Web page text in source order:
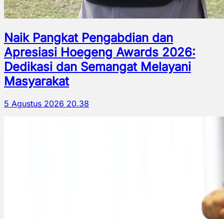
Naik Pangkat Pengabdian dan
Apresiasi Hoegeng Awards 2026:
Dedikasi dan Semangat Melayani
Masyarakat
5 Agustus 2026 20.38